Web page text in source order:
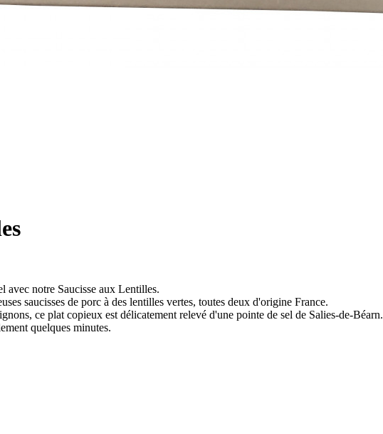
avec notre Saucisse aux Lentilles.
saucisses de porc à des lentilles vertes, toutes deux d'origine France.
ce plat copieux est délicatement relevé d'une pointe de sel de Salies-de-Béarn.
quelques minutes.